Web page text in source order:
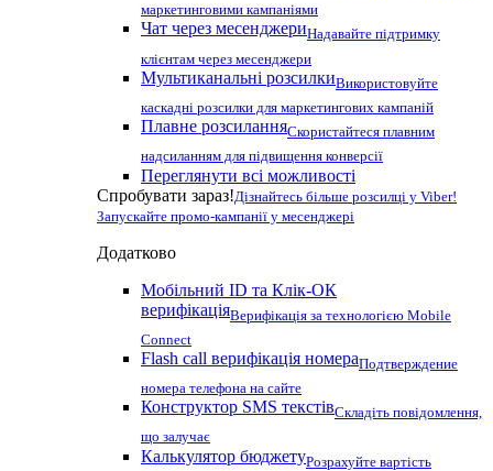
маркетинговими кампаніями
Чат через месенджериНадавайте підтримку
клієнтам через месенджери
Мультиканальні розсилкиВикористовуйте
каскадні розсилки для маркетингових кампаній
Плавне розсиланняСкористайтеся плавним
надсиланням для підвищення конверсії
Переглянути всі можливості
Спробувати зараз!Дізнайтесь більше розсилці у Viber!
Запускайте промо-кампанії у месенджері
Додатково
Мобільний ID та Клік-ОК
верифікаціяВерифікація за технологією Mobile
Connect
Flash call верифікація номераПодтверждение
номера телефона на сайте
Конструктор SMS текстівСкладіть повідомлення,
що залучає
Калькулятор бюджетуРозрахуйте вартість